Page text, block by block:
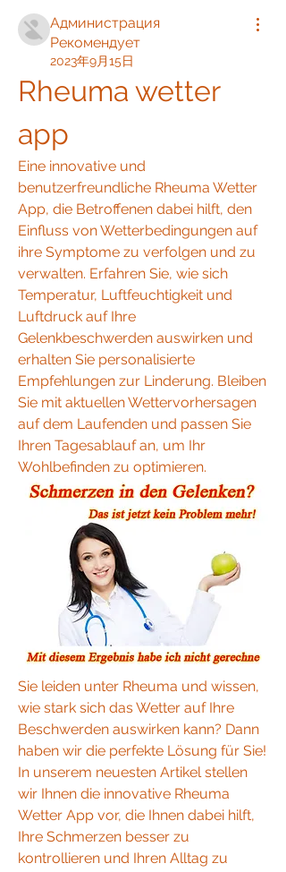
Администрация
Рекомендует
2023年9月15日
Rheuma wetter
app
Eine innovative und
benutzerfreundliche Rheuma Wetter
App, die Betroffenen dabei hilft, den
Einfluss von Wetterbedingungen auf
ihre Symptome zu verfolgen und zu
verwalten. Erfahren Sie, wie sich
Temperatur, Luftfeuchtigkeit und
Luftdruck auf Ihre
Gelenkbeschwerden auswirken und
erhalten Sie personalisierte
Empfehlungen zur Linderung. Bleiben
Sie mit aktuellen Wettervorhersagen
auf dem Laufenden und passen Sie
Ihren Tagesablauf an, um Ihr
Wohlbefinden zu optimieren.
Sie leiden unter Rheuma und wissen,
wie stark sich das Wetter auf Ihre
Beschwerden auswirken kann? Dann
haben wir die perfekte Lösung für Sie!
In unserem neuesten Artikel stellen
wir Ihnen die innovative Rheuma
Wetter App vor, die Ihnen dabei hilft,
Ihre Schmerzen besser zu
kontrollieren und Ihren Alltag zu